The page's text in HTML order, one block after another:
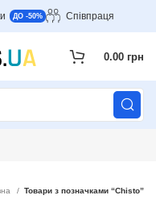
ДО -50% Співпраця
0.00 грн
Товари з позначками “Chisto”